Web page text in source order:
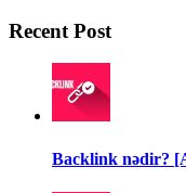
Recent Post
Backlink nədir?